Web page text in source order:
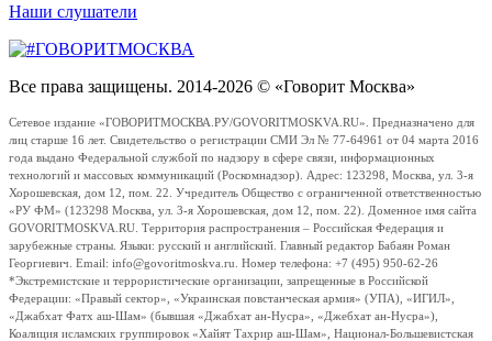
Наши слушатели
Все права защищены. 2014-2026 © «Говорит Москва»
Сетевое издание «ГОВОРИТМОСКВА.РУ/GOVORITMOSKVA.RU». Предназначено для
лиц старше 16 лет. Свидетельство о регистрации СМИ Эл № 77-64961 от 04 марта 2016
года выдано Федеральной службой по надзору в сфере связи, информационных
технологий и массовых коммуникаций (Роскомнадзор). Адрес: 123298, Москва, ул. 3-я
Хорошевская, дом 12, пом. 22. Учредитель Общество с ограниченной ответственностью
«РУ ФМ» (123298 Москва, ул. 3-я Хорошевская, дом 12, пом. 22). Доменное имя сайта
GOVORITMOSKVA.RU. Территория распространения – Российская Федерация и
зарубежные страны. Языки: русский и английский. Главный редактор Бабаян Роман
Георгиевич. Email: info@govoritmoskva.ru. Номер телефона: +7 (495) 950-62-26
*Экстремистские и террористические организации, запрещенные в Российской
Федерации: «Правый сектор», «Украинская повстанческая армия» (УПА), «ИГИЛ»,
«Джабхат Фатх аш-Шам» (бывшая «Джабхат ан-Нусра», «Джебхат ан-Нусра»),
Коалиция исламских группировок «Хайят Тахрир аш-Шам», Национал-Большевистская